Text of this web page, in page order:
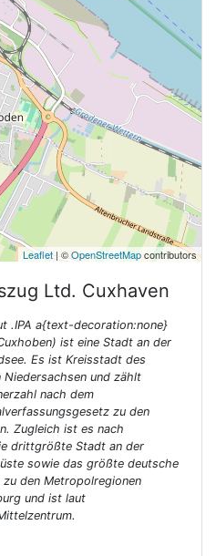
Leaflet | ©OpenStreetMapcontributors
Ltd. Cuxhaven
.IPA a{text-decoration:none}
ist eine Stadt an der
Es ist Kreisstadt des
Niedersachsen und zählt
nach dem
zu den
Zugleich ist es nach
drittgrößte Stadt an der
sowie das größte deutsche
den Metropolregionen
und ist laut